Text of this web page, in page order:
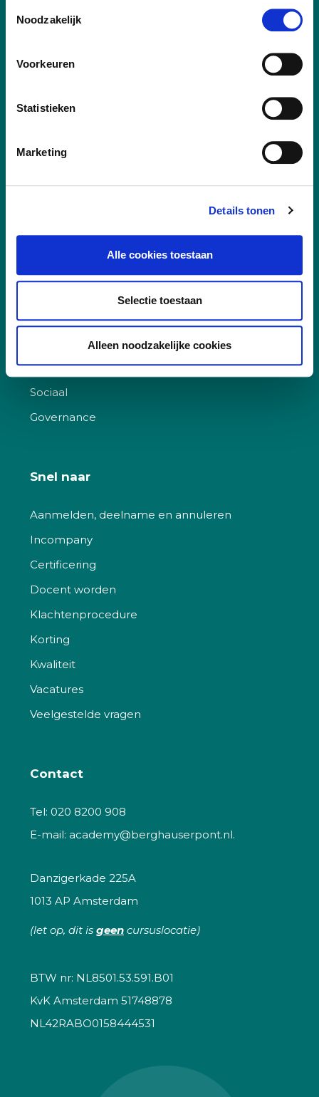
Noodzakelijk
Voorkeuren
Statistieken
Marketing
Details tonen
Alle cookies toestaan
Selectie toestaan
Alleen noodzakelijke cookies
7.8 /
Vakgebieden
Leefomgeving
Digitalisering
Duurzaamheid
Sociaal
Governance
Snel naar
Aanmelden, deelname en annuleren
Incompany
Certificering
Docent worden
Klachtenprocedure
Korting
Kwaliteit
Vacatures
Veelgestelde vragen
Contact
Tel: 020 8200 908
E-mail: academy@berghauserpont.nl.
Danzigerkade 225A
1013 AP Amsterdam
(let op, dit is geen cursuslocatie)
BTW nr: NL8501.53.591.B01
KvK Amsterdam 51748878
NL42RABO0158444531